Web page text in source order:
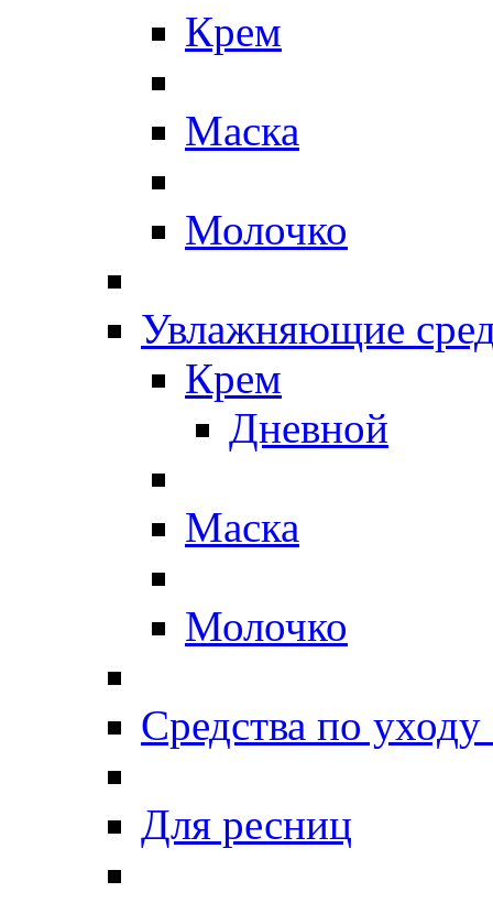
Крем
Маска
Молочко
Увлажняющие
Крем
Дневной
Маска
Молочко
Средства по уходу
Для ресниц